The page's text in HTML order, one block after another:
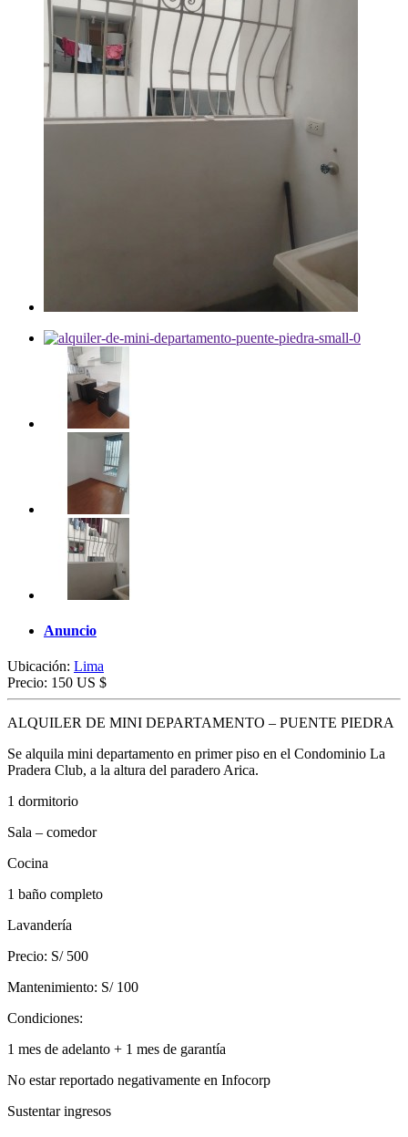
Anuncio
Ubicación: Lima
Precio: 150 US $
ALQUILER DE MINI DEPARTAMENTO – PUENTE PIEDRA
Se alquila mini departamento en primer piso en el Condominio La
Pradera Club, a la altura del paradero Arica.
1 dormitorio
Sala – comedor
Cocina
1 baño completo
Lavandería
Precio: S/ 500
Mantenimiento: S/ 100
Condiciones:
1 mes de adelanto + 1 mes de garantía
No estar reportado negativamente en Infocorp
Sustentar ingresos